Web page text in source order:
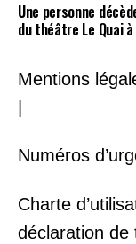
Une personne
du théâtre Le Quai
Mentions
|
Numéros
Charte
déclaration de